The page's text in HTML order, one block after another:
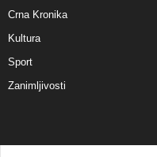
Crna Kronika
Kultura
Sport
Zanimljivosti